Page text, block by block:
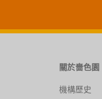
關於嗇色園
機構歷史